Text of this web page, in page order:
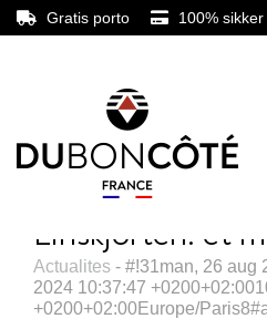
Gratis porto 100%
Linskjorten: et
Actualites - #!31man, 26 aug
2024 10:37:47
+0200+02:00Europe/